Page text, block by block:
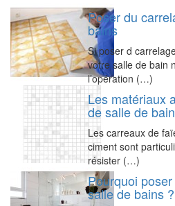
Poser du
bains
Si poser d
votre salle de bain
l’opération (…)
Les matériaux
de salle de
Les carreaux de
ciment sont
résister (…)
Pourquoi
salle de bains ?